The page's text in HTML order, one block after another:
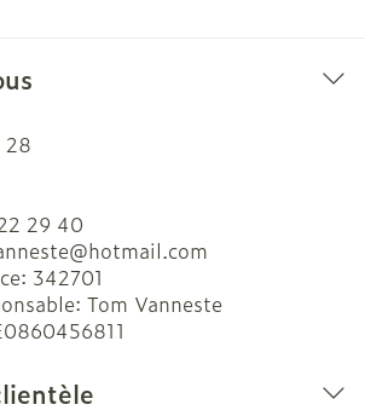
28
29 40
hotmail.com
342701
Tom Vanneste